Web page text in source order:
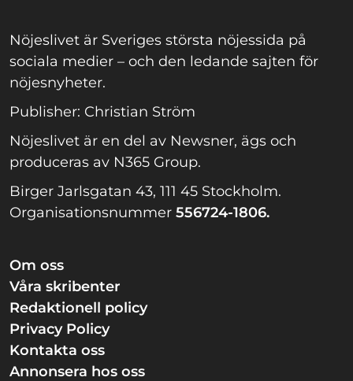
Nöjeslivet är Sveriges största nöjessida på
sociala medier – och den ledande sajten för
nöjesnyheter.
Publisher: Christian Ström
Nöjeslivet är en del av Newsner, ägs och
produceras av N365 Group.
Birger Jarlsgatan 43, 111 45 Stockholm.
Organisationsnummer 556724-1806.
Om oss
Våra skribenter
Redaktionell policy
Privacy Policy
Kontakta oss
Annonsera hos oss